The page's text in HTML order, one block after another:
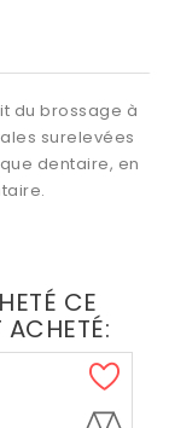
du brossage à
surelevées
dentaire, en
CE